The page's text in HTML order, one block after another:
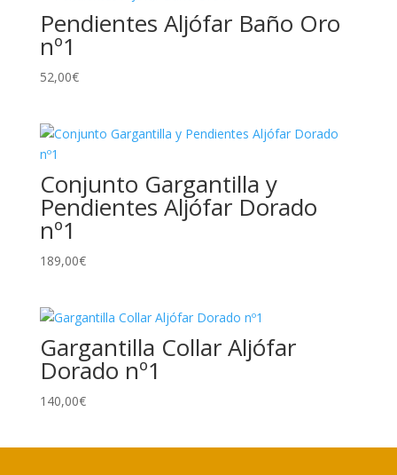
Pendientes Aljófar Baño Oro
nº1
52,00€
Conjunto Gargantilla y
Pendientes Aljófar Dorado
nº1
189,00€
Gargantilla Collar Aljófar
Dorado nº1
140,00€